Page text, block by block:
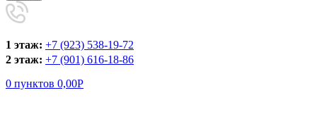
1 этаж: +7 (923) 538-19-72
2 этаж: +7 (901) 616-18-86
0 пунктов 0,00Р